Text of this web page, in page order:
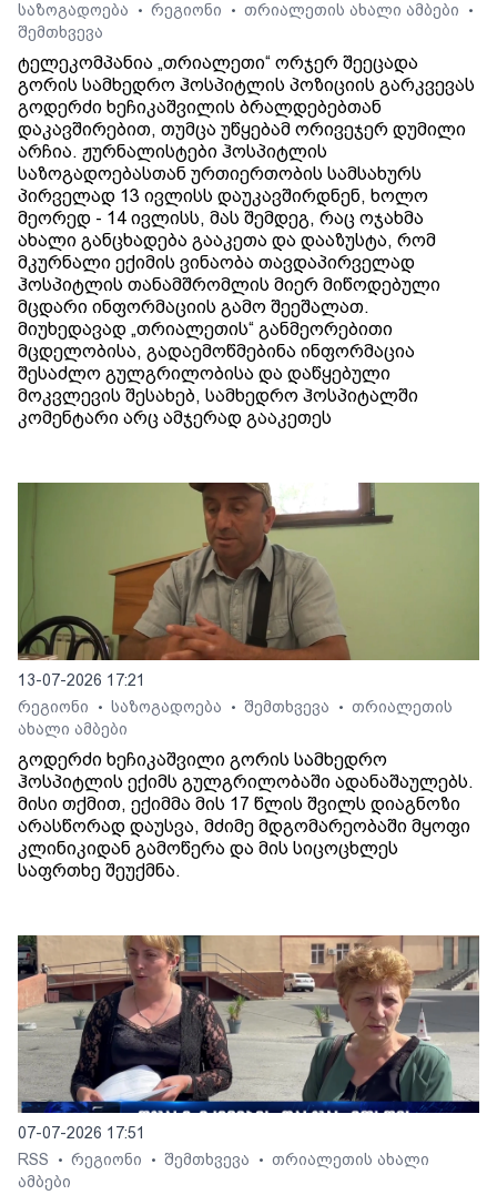
საზოგადოება • რეგიონი • თრიალეთის ახალი ამბები •
შემთხვევა
ტელეკომპანია „თრიალეთი“ ორჯერ შეეცადა
გორის სამხედრო ჰოსპიტლის პოზიციის გარკვევას
გოდერძი ხეჩიკაშვილის ბრალდებებთან
დაკავშირებით, თუმცა უწყებამ ორივეჯერ დუმილი
არჩია. ჟურნალისტები ჰოსპიტლის
საზოგადოებასთან ურთიერთობის სამსახურს
პირველად 13 ივლისს დაუკავშირდნენ, ხოლო
მეორედ - 14 ივლისს, მას შემდეგ, რაც ოჯახმა
ახალი განცხადება გააკეთა და დააზუსტა, რომ
მკურნალი ექიმის ვინაობა თავდაპირველად
ჰოსპიტლის თანამშრომლის მიერ მიწოდებული
მცდარი ინფორმაციის გამო შეეშალათ.
მიუხედავად „თრიალეთის“ განმეორებითი
მცდელობისა, გადაემოწმებინა ინფორმაცია
შესაძლო გულგრილობისა და დაწყებული
მოკვლევის შესახებ, სამხედრო ჰოსპიტალში
კომენტარი არც ამჯერად გააკეთეს
13-07-2026 17:21
რეგიონი
• საზოგადოება • შემთხვევა • თრიალეთის
ახალი ამბები
გოდერძი ხეჩიკაშვილი გორის სამხედრო
ჰოსპიტლის ექიმს გულგრილობაში ადანაშაულებს.
მისი თქმით, ექიმმა მის 17 წლის შვილს დიაგნოზი
არასწორად დაუსვა, მძიმე მდგომარეობაში მყოფი
კლინიკიდან გამოწერა და მის სიცოცხლეს
საფრთხე შეუქმნა.
07-07-2026 17:51
RSS
• რეგიონი • შემთხვევა • თრიალეთის ახალი
ამბები